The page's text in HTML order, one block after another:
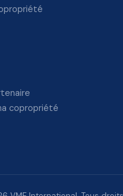
copropriété